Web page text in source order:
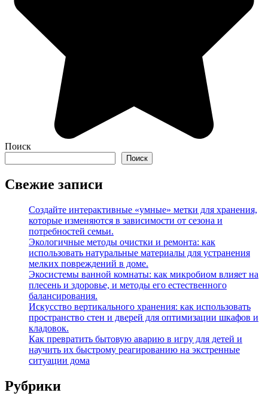
Поиск
Поиск
Свежие записи
Создайте интерактивные «умные» метки для хранения,
которые изменяются в зависимости от сезона и
потребностей семьи.
Экологичные методы очистки и ремонта: как
использовать натуральные материалы для устранения
мелких повреждений в доме.
Экосистемы ванной комнаты: как микробиом влияет на
плесень и здоровье, и методы его естественного
балансирования.
Искусство вертикального хранения: как использовать
пространство стен и дверей для оптимизации шкафов и
кладовок.
Как превратить бытовую аварию в игру для детей и
научить их быстрому реагированию на экстренные
ситуации дома
Рубрики